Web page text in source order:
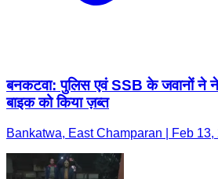
बनकटवा: पुलिस एवं SSB के जवानों ने
बाइक को किया ज़ब्त
Bankatwa, East Champaran | Feb 13,